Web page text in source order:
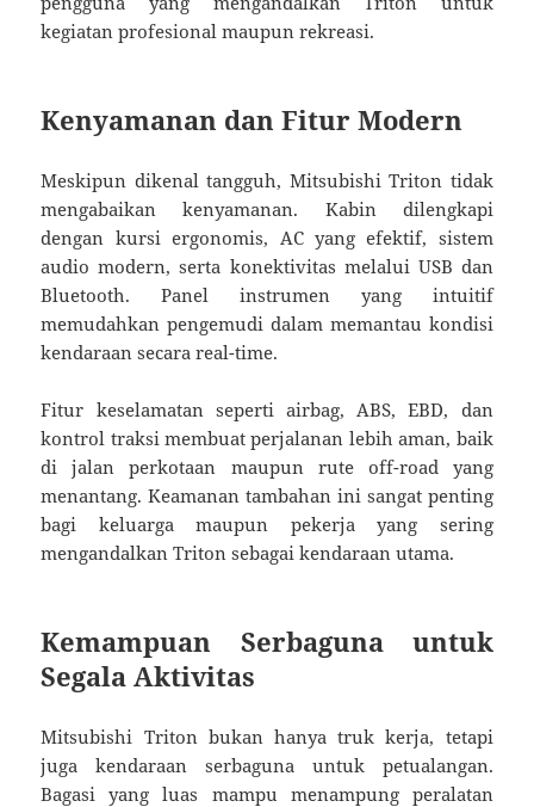
kegiatan profesional maupun rekreasi.
Kenyamanan dan Fitur Modern
Meskipun dikenal tangguh, Mitsubishi Triton tidak
mengabaikan kenyamanan. Kabin dilengkapi
dengan kursi ergonomis, AC yang efektif, sistem
audio modern, serta konektivitas melalui USB dan
Bluetooth. Panel instrumen yang intuitif
memudahkan pengemudi dalam memantau kondisi
kendaraan secara real-time.
Fitur keselamatan seperti airbag, ABS, EBD, dan
kontrol traksi membuat perjalanan lebih aman, baik
di jalan perkotaan maupun rute off-road yang
menantang. Keamanan tambahan ini sangat penting
bagi keluarga maupun pekerja yang sering
mengandalkan Triton sebagai kendaraan utama.
Kemampuan Serbaguna untuk
Segala Aktivitas
Mitsubishi Triton bukan hanya truk kerja, tetapi
juga kendaraan serbaguna untuk petualangan.
Bagasi yang luas mampu menampung peralatan